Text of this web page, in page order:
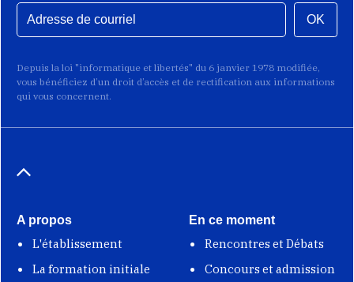
OK
Depuis la loi "informatique et libertés" du 6 janvier 1978 modifiée,
vous bénéficiez d’un droit d’accès et de rectification aux informations
qui vous concernent.
A propos
L'établissement
La formation initiale
En ce moment
Rencontres et Débats
Concours et admission